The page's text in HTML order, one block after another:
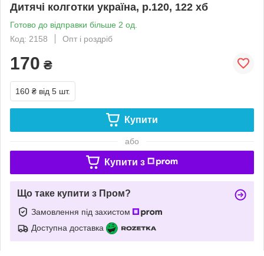
Дитячі колготки україна, р.120, 122 хб
Готово до відправки більше 2 од.
Код: 2158
Опт і роздріб
170 ₴
160 ₴ від 5 шт.
Купити
або
Купити з
Що таке купити з Пром?
Замовлення під захистом
Доступна доставка